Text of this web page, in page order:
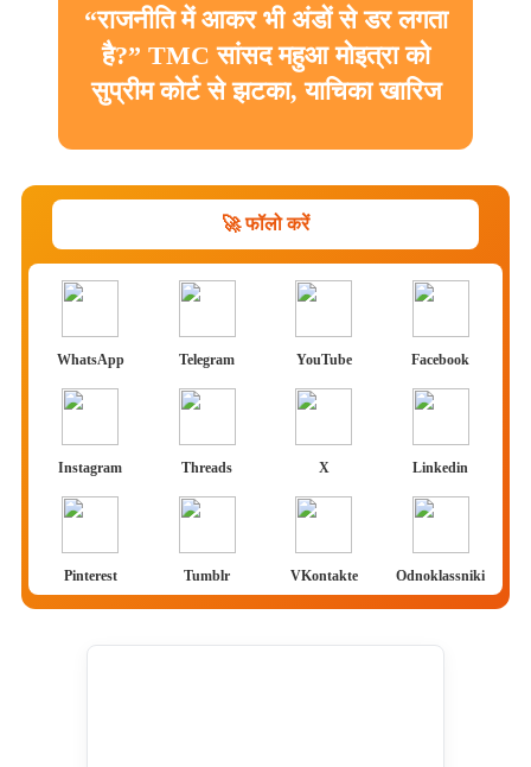
“राजनीति में आकर भी अंडों से डर लगता
है?” TMC सांसद महुआ मोइत्रा को
सुप्रीम कोर्ट से झटका, याचिका खारिज
🚀 फॉलो करें
WhatsApp Telegram YouTube Facebook
Instagram Threads X Linkedin
Pinterest Tumblr VKontakte Odnoklassniki